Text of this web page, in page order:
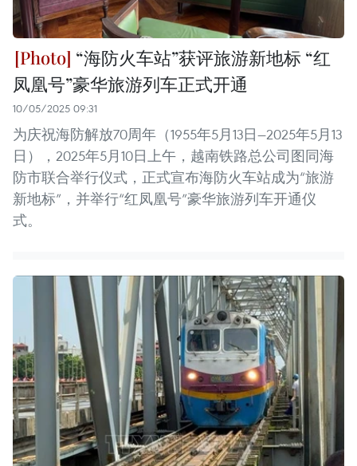
“海防火车站”获评旅游新地标 “红
凤凰号”豪华旅游列车正式开通
10/05/2025 09:31
为庆祝海防解放70周年（1955年5月13日—2025年5月13
日），2025年5月10日上午，越南铁路总公司图同海
防市联合举行仪式，正式宣布海防火车站成为“旅游
新地标”，并举行“红凤凰号”豪华旅游列车开通仪
式。